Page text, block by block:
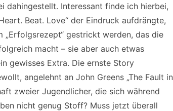
dahingestellt. Interessant finde ich hierbei,
Beat. Love“ der Eindruck aufdrängte,
„Erfolgsrezept“ gestrickt werden, das die
macht – sie aber auch etwas
gewisses Extra. Die ernste Story
angelehnt an John Greens „The Fault in
zweier Jugendlicher, die sich während
nicht genug Stoff? Muss jetzt überall